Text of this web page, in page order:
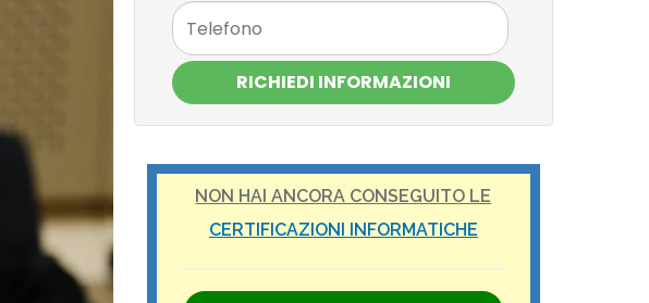
RICHIEDI INFORMAZIONI
NON HAI ANCORA CONSEGUITO LE
CERTIFICAZIONI INFORMATICHE